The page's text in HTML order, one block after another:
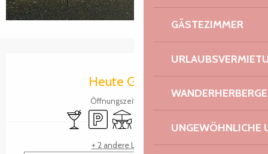
GÄSTEZIMMER
UNGEWÖHNLICHE
Öffnungszeiten & Kontaktdaten
Heute Geöffnet
Öffnungszeiten ansehen
Bar / Getränkestand
ParkplatzTerrasse
+ 2 andere Leistung(en)